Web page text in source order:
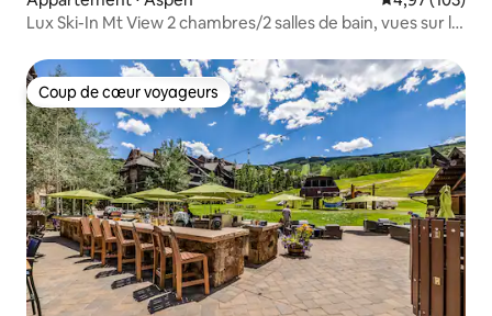
Lux Ski-In Mt View 2 chambres/2 salles de bain, vues sur le
Coup de cœur voyageurs
Coup de cœur voyageurs